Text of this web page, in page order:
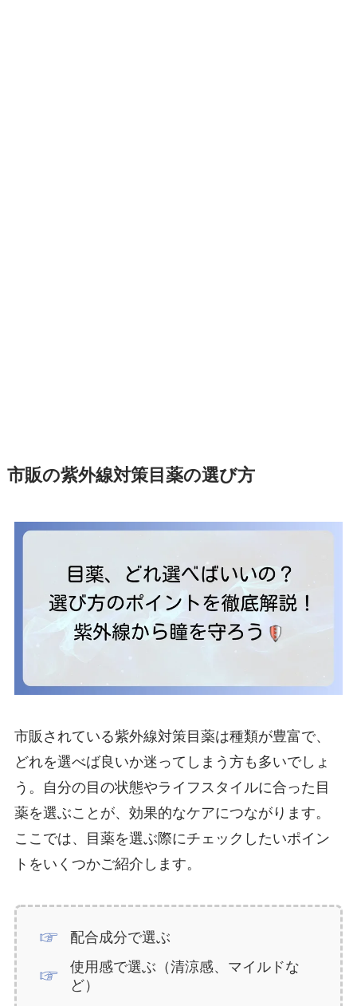
市販の紫外線対策目薬の選び方
市販されている紫外線対策目薬は種類が豊富で、
どれを選べば良いか迷ってしまう方も多いでしょ
う。自分の目の状態やライフスタイルに合った目
薬を選ぶことが、効果的なケアにつながります。
ここでは、目薬を選ぶ際にチェックしたいポイン
トをいくつかご紹介します。
配合成分で選ぶ
使用感で選ぶ（清涼感、マイルドな
ど）